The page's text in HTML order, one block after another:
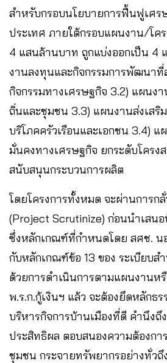
สำหรับกรอบนโยบายการฟื้นฟูเศร
ประเทศ ภายใต้กรอบแผนงาน/โค
4 แสนล้านบาท ถูกแบ่งออกเป็น 4
งานลงทุนและกิจกรรมการพัฒนา
กิจกรรมทางเศรษฐกิจ 3.2) แผนง
ถิ่นและชุมชน 3.3) แผนงานส่งเสริ
บริโภคครัวเรือนและเอกชน 3.4) แ
มั่นคงทางเศรษฐกิจ ยกระดับโครง
สนับสนุนกระบวนการผลิต
โดยโครงการทั้งหมด จะผ่านการก
(Project Scrutinize) ก่อนนำเสน
ซึ่งหลักเกณฑ์ที่กำหนดโดย สศช. น
กับหลักเกณฑ์ข้อ 13 ของ ระเบียบส
ด้วยการดำเนินการตามแผนงานห
พ.ร.ก.กู้เงินฯ แล้ว จะต้องยึดหลักธ
บริหารกิจการบ้านเมืองที่ดี คำนึงถึ
ประสิทธิผล ตอบสนองความต้องกา
ชุมชน กระจายทรัพยากรอย่างทั่วถึ